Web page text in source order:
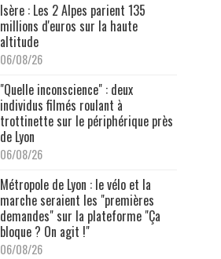
Isère : Les 2 Alpes parient 135
millions d'euros sur la haute
altitude
06/08/26
"Quelle inconscience" : deux
individus filmés roulant à
trottinette sur le périphérique près
de Lyon
06/08/26
Métropole de Lyon : le vélo et la
marche seraient les "premières
demandes" sur la plateforme "Ça
bloque ? On agit !"
06/08/26